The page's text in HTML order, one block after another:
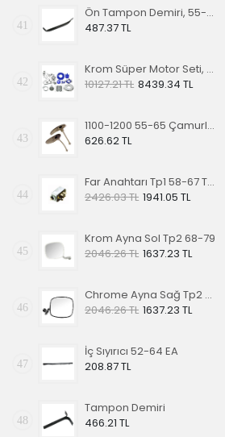
41
Ön Tampon Demiri, 55-67 EA
487.37 TL
42
Krom Süper Motor Seti, Mavi
10127.21 TL 8439.34 TL
43
1100-1200 55-65 Çamurluk Sinyali Alt Lastiği Takımı
626.62 TL
44
Far Anahtarı Tp1 58-67 Tp2 68-70 Tp3 64-67
2426.03 TL 1941.05 TL
45
Krom Ayna Sol Tp2 68-79
2046.26 TL 1637.23 TL
46
Chrome Ayna Sağ Tp2 68-79
2046.26 TL 1637.23 TL
47
İç Sıyırıcı 52-64 EA
208.87 TL
48
Tampon Demiri
466.21 TL